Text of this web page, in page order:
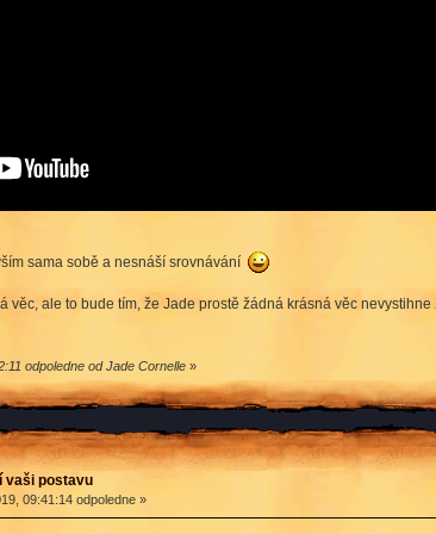
sama sobě a nesnáší srovnávání
věc, ale to bude tím, že Jade prostě žádná krásná věc
odpoledne od Jade Cornelle»
vaši postavu
09:41:14 odpoledne »